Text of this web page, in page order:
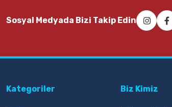
Sosyal Medyada Bizi Takip Edin
Kategoriler Biz Kimiz